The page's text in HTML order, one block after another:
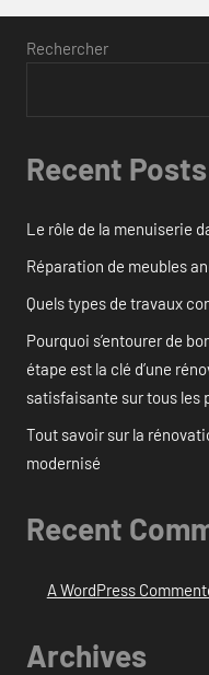
Rechercher
Recent Posts
Le rôle de la menuiserie
Réparation de meubles
Quels types de travaux
Pourquoi s’entourer de
étape est la clé d’une
satisfaisante sur tous les
Tout savoir sur la
modernisé
Recent
A WordPress
Archives